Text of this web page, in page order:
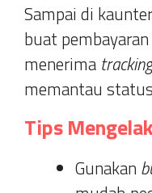
Sampai di
buat
menerima
memantau
Tips
Gunakan